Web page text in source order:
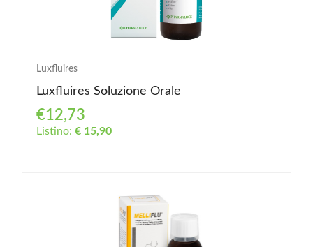
Luxfluires
Luxfluires Soluzione Orale
€12,73
Listino: € 15,90